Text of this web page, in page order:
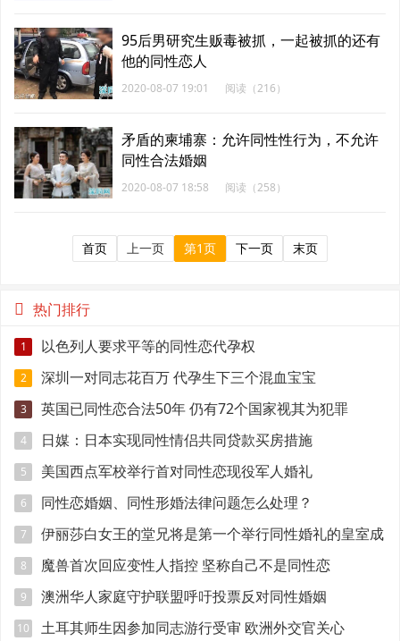
95后男研究生贩毒被抓，一起被抓的还有
他的同性恋人
2020-08-07 19:01 阅读（216）
矛盾的柬埔寨：允许同性性行为，不允许
同性合法婚姻
2020-08-07 18:58 阅读（258）
首页 上一页 第1页 下一页 末页
热门排行
1 以色列人要求平等的同性恋代孕权
2 深圳一对同志花百万 代孕生下三个混血宝宝
3 英国已同性恋合法50年 仍有72个国家视其为犯罪
4 日媒：日本实现同性情侣共同贷款买房措施
5 美国西点军校举行首对同性恋现役军人婚礼
6 同性恋婚姻、同性形婚法律问题怎么处理？
7
伊丽莎白女王的堂兄将是第一个举行同性婚礼的皇室成
员
8 魔兽首次回应变性人指控 坚称自己不是同性恋
9 澳洲华人家庭守护联盟呼吁投票反对同性婚姻
10 土耳其师生因参加同志游行受审 欧洲外交官关心